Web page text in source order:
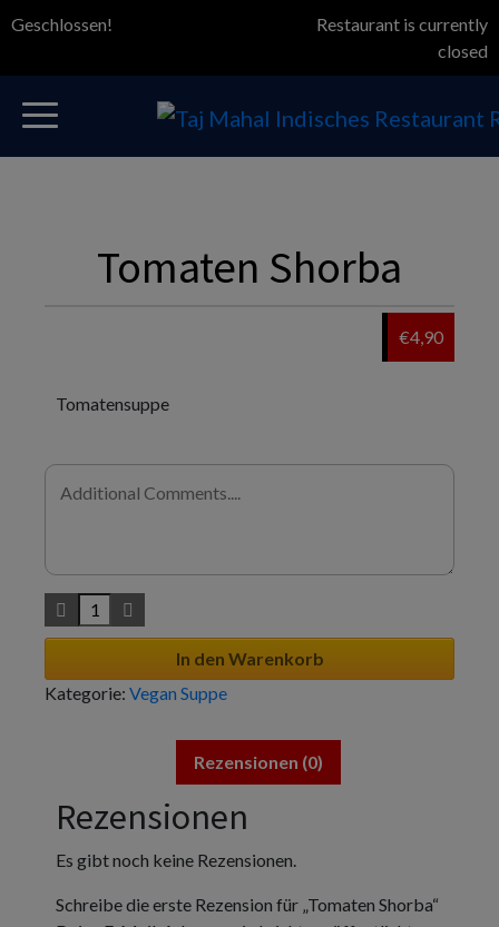
Geschlossen!
Restaurant is currently
closed
Tomaten Shorba
€4,90
Tomatensuppe
In den Warenkorb
Kategorie: Vegan Suppe
Rezensionen (0)
Rezensionen
Es gibt noch keine Rezensionen.
Schreibe die erste Rezension für „Tomaten Shorba“